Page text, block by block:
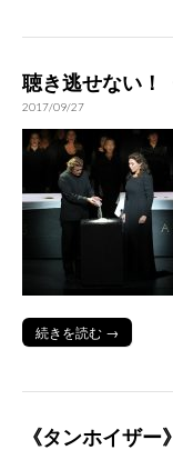
聴き逃せない！
2017/09/27
続きを読む →
《タンホイザ